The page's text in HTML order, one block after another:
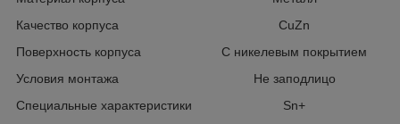
Качество корпуса
CuZn
Поверхность корпуса
С никелевым покрытием
Условия монтажа
Не заподлицо
Специальные характеристики
Sn+